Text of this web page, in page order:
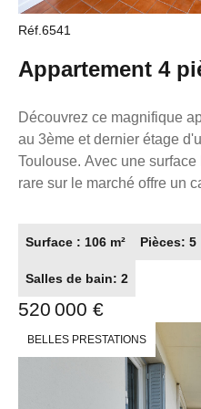
Réf.6541
Appartement 4
Toulouse -
dégagée
Découvrez ce magnifique
au 3ème et dernier étage
Toulouse. Avec une
rare sur le marché offre un
une cuisine indépendante
avec son espace cellier
une suite parentale de 16
bains privative , une jolie
qu'une cave voutée de 20
doubles vitrages neufs ont
chambres doubles vitrages
Surface : 106 m² Pièces: 5
Salles de bain: 2
520 000 €
BELLES PRESTATIONS